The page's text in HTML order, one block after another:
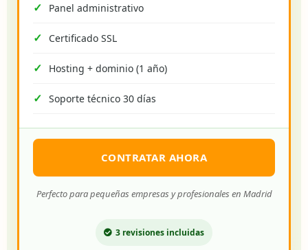
Panel administrativo
Certificado SSL
Hosting + dominio (1 año)
Soporte técnico 30 días
CONTRATAR AHORA
Perfecto para pequeñas empresas y profesionales en Madrid
3 revisiones incluidas